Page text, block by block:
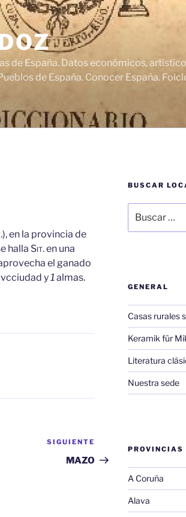
de España. Datos económicos,
de España. Conocer España.
en la provincia de
halla Sit.en una
el ganado
y1almas.
Siguiente
entrada
SIGUIENTE
MAZO
BUSCAR
por:
GENERAL
Casas rurales
Keramik für
Literatura
Nuestra sede
PROVINCIAS
A Coruña
Alava